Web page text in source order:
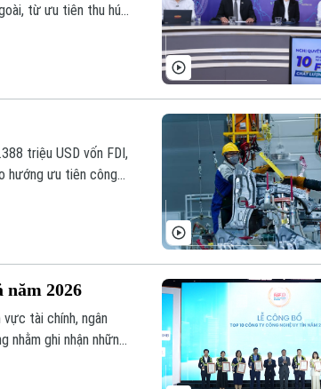
từ ưu tiên thu hút
triệu USD vốn FDI,
hướng ưu tiên công
năm 2026
tài chính, ngân
nhằm ghi nhận những